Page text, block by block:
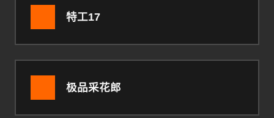
特工17
极品采花郎